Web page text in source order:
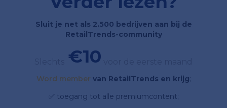
Sluit je net als 2.500 bedrijven aan bij de
RetailTrends-community
€10
Word member van RetailTrends en krijg;
✅ toegang tot alle premiumcontent;